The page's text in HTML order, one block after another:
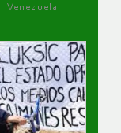
Venezuela